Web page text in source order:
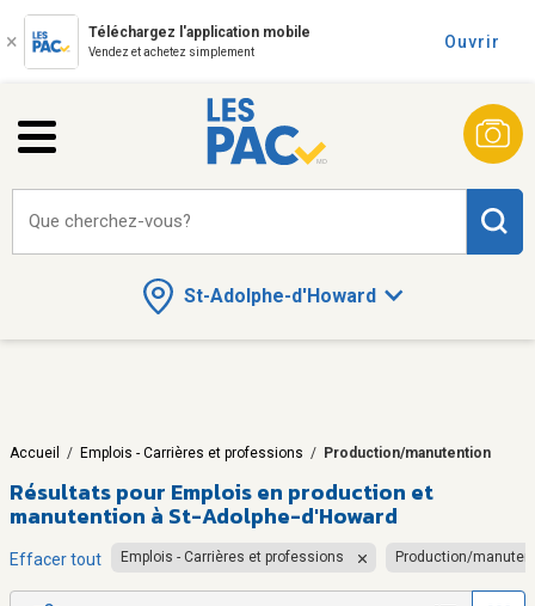
Téléchargez l'application mobile
Vendez et achetez simplement
Ouvrir
St-Adolphe-d'Howard
Que cherchez-vous?
Accueil / Emplois - Carrières et professions / Production/manutention
Résultats pour Emplois en production et
manutention à St-Adolphe-d'Howard
Effacer tout Emplois - Carrières et professions Production/